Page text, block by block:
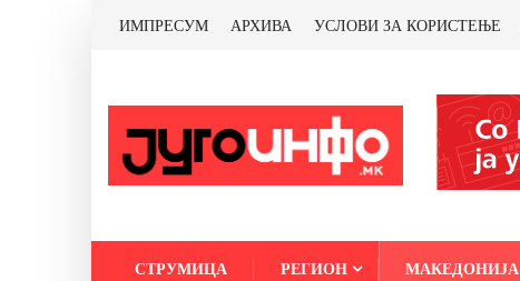
ИМПРЕСУМ АРХИВА УСЛОВИ ЗА КОРИСТЕЊЕ
СТРУМИЦА РЕГИОН МАКЕДОНИЈА